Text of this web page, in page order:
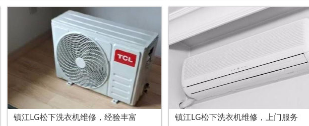
镇江LG松下洗衣机维修，经验丰富 镇江LG松下洗衣机维修，上门服务